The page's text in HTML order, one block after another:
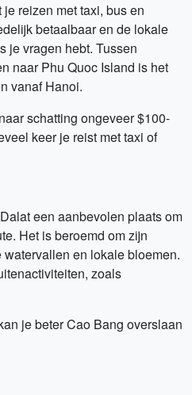
reizen met taxi, bus en
betaalbaar en de lokale
je vragen hebt. Tussen
naar Phu Quoc Island is het
vanaf Hanoi.
schatting ongeveer $100-
keer je reist met taxi of
een aanbevolen plaats om
Het is beroemd om zijn
en lokale bloemen.
zoals
je beter Cao Bang overslaan